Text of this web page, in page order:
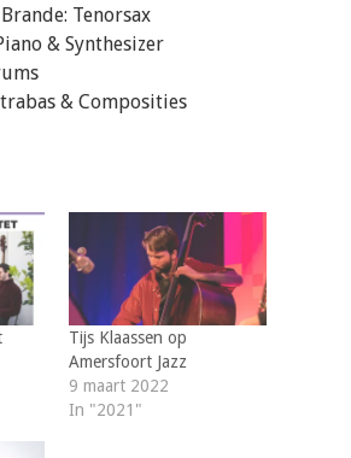
Tenorsax
& Synthesizer
& Composities
Tijs Klaassen op
Amersfoort Jazz
9 maart 2022
In "2021"